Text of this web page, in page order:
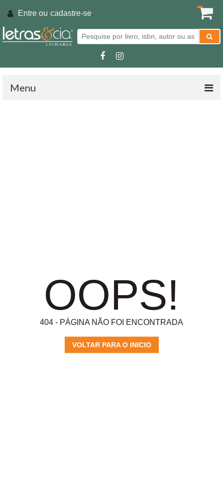
Entre ou cadastre-se.
Menu
OOPS!
404 - PÁGINA NÃO FOI ENCONTRADA
VOLTAR PARA O INICIO